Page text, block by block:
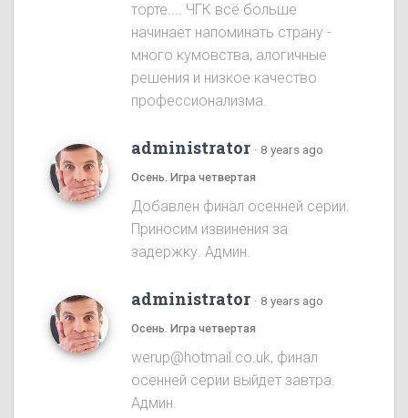
торте.... ЧГК всё больше
начинает напоминать страну -
много кумовства, алогичные
решения и низкое качество
профессионализма.
administrator · 8 years ago
Осень. Игра четвертая
Добавлен финал осенней серии.
Приносим извинения за
задержку. Админ.
administrator · 8 years ago
Осень. Игра четвертая
werup@hotmail.co.uk, финал
осенней серии выйдет завтра.
Админ.